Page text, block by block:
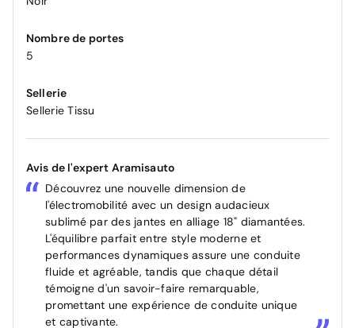
Nombre de portes
5
Sellerie
Sellerie Tissu
Avis de l'expert Aramisauto
Découvrez une nouvelle dimension de
l'électromobilité avec un design audacieux
sublimé par des jantes en alliage 18" diamantées.
L'équilibre parfait entre style moderne et
performances dynamiques assure une conduite
fluide et agréable, tandis que chaque détail
témoigne d'un savoir-faire remarquable,
promettant une expérience de conduite unique
et captivante.